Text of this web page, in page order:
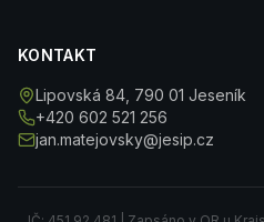
KONTAKT
Lipovská 84 , 790 01 Jeseník
+420 602 521 256
jan.matejovsky@jesip.cz